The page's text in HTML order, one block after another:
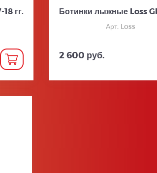
гг. Ботинки лыжные Loss
Арт. Loss
2 600 руб.